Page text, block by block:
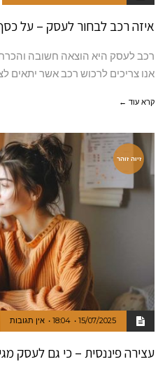
איזה רכב לבחור לעסק – על כסף
רכב לעסק היא הוצאה חשובה
אנו צריכים לרכוש רכב אשר יתאים
קרא עוד ←
זיוה זוהר
15/07/2025
18:04 אין תגובות
עצירה פיננסית – כי גם לעסק